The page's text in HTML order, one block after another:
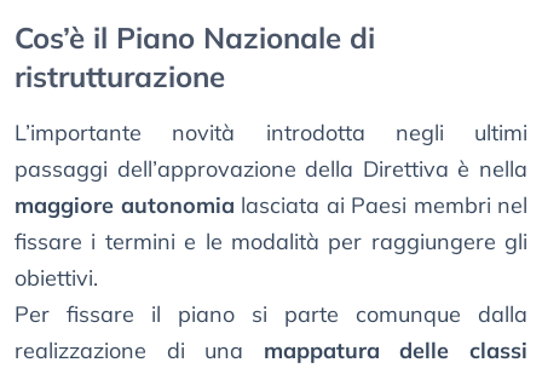
Cos’è il Piano Nazionale di
ristrutturazione
L’importante novità introdotta negli ultimi
passaggi dell’approvazione della Direttiva è nella
maggiore autonomia lasciata ai Paesi membri nel
fissare i termini e le modalità per raggiungere gli
obiettivi.
Per fissare il piano si parte comunque dalla
realizzazione di una mappatura delle classi